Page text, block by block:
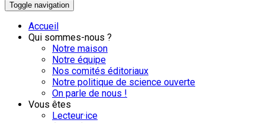
Toggle navigation
Accueil
Qui sommes-nous ?
Notre maison
Notre équipe
Nos comités éditoriaux
Notre politique de science ouverte
On parle de nous !
Vous êtes
Lecteur·ice